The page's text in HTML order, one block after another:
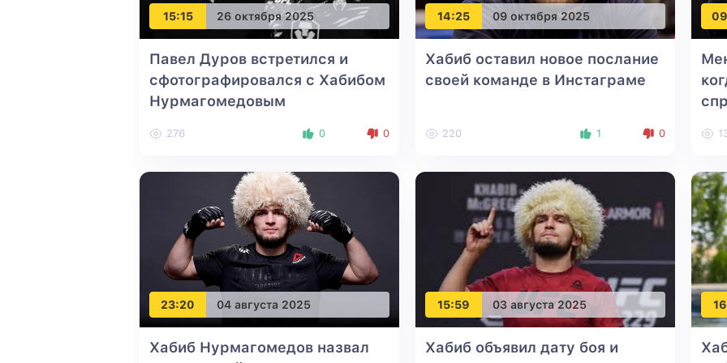
15:15 26 октября 2025
Павел Дуров встретился и
сфотографировался с Хабибом
Нурмагомедовым
276 0 0
14:25 09 октября 2025
Хабиб оставил новое послание
своей команде в Инстаграме
220 1 0
23:20 04 августа 2025
Хабиб Нурмагомедов назвал
15:59 03 августа 2025
Хабиб объявил дату боя и